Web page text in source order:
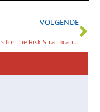
VOLGENDE
Biomarkers for the Risk Stratification and Detection of Early-Stage Hepatocellular Carcinoma